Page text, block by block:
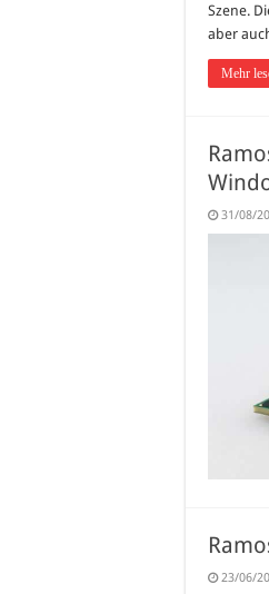
Szene.
aber
Mehr
31/08/
23/06/